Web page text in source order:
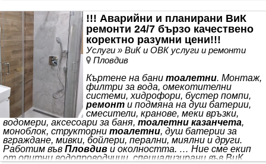
възвратни ПВЦ клапи. Подмяна на хоризонтални и
вертикални щрангове за питейна вода. Изграждане на
нова инсталация със Полипропиленови тръби. Къртене
на бани и смяна на тръбни разводки. Монтаж,ремонт
подмяна на душ батерии, смесители, кранове, меки
връзки, водомери, аксесоари за баня,
!!! Аварийни и планирани ВиК
ремонти 24/7 бързо качествено
коректно разумни цени!!!
Услуги » ВиК и ОВК услуги и ремонти
Пловдив
Къртене на бани тоалетни. Монтаж,
филтри за вода, омекотителни
системи, хидрофори, бустер помпи,
ремонт и подмяна на душ батерии,
смесители, кранове, меки връзки,
водомери, аксесоари за баня, тоалетни казанчета,
моноблок, структорни тоалетни, душ батерии за
вграждане, мивки, бойлери, перални, миялни и други.
Работим във Пловдив и околността. … Ние сме екип
от опитни водопроводчици, специализирани във ВиК